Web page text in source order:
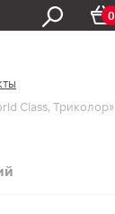
0
Class, Триколор»